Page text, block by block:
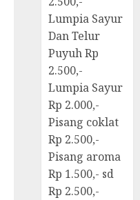
Lumpia Sayur
Dan Telur
Puyuh Rp
2.500,-
Lumpia Sayur
Rp 2.000,-
Pisang coklat
Rp 2.500,-
Pisang aroma
Rp 1.500,- sd
Rp 2.500,-